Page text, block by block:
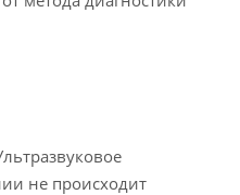
не происходит